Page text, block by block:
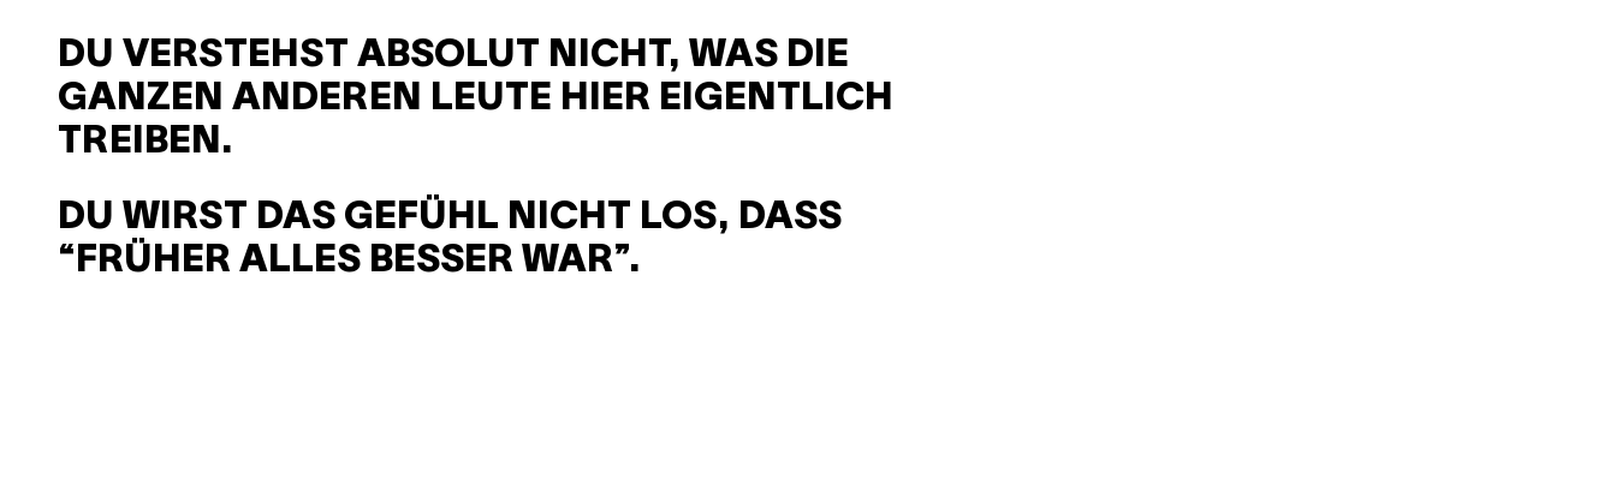
DU VERSTEHST ABSOLUT NICHT, WAS DIE
GANZEN ANDEREN LEUTE HIER EIGENTLICH
TREIBEN.
DU WIRST DAS GEFÜHL NICHT LOS, DASS
“FRÜHER ALLES BESSER WAR”.